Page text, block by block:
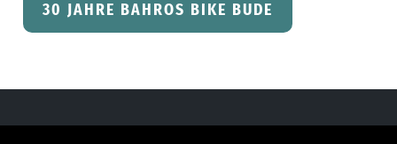
30 JAHRE BAHROS BIKE BUDE